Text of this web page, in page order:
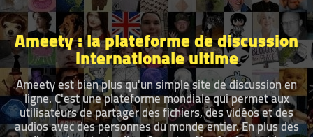
Ameety : la plateforme de discussion
internationale ultime
Ameety est bien plus qu'un simple site de discussion en
ligne. C'est une plateforme mondiale qui permet aux
utilisateurs de partager des fichiers, des vidéos et des
audios avec des personnes du monde entier. En plus des